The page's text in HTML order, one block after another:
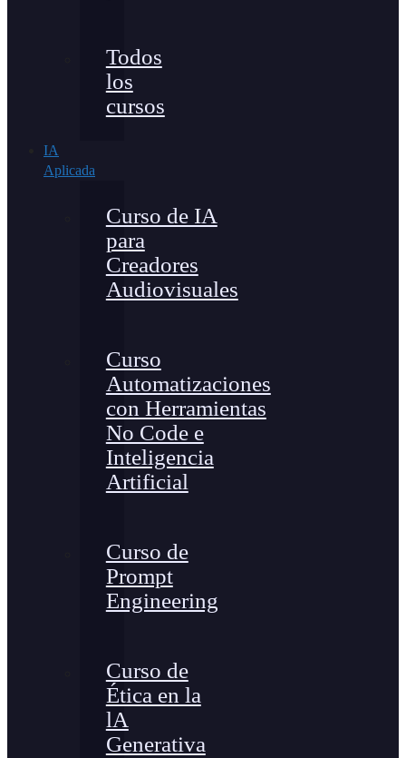
Todos
los
cursos
IA
Aplicada
Curso de IA
para
Creadores
Audiovisuales
Curso
Automatizaciones
con Herramientas
No Code e
Inteligencia
Artificial
Curso de
Prompt
Engineering
Curso de
Ética en la
lA
Generativa